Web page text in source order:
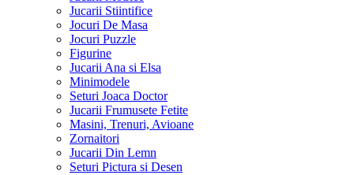
Jucarii Stiintifice
Jocuri De Masa
Jocuri Puzzle
Figurine
Jucarii Ana si Elsa
Minimodele
Seturi Joaca Doctor
Jucarii Frumusete Fetite
Masini, Trenuri, Avioane
Zornaitori
Jucarii Din Lemn
Seturi Pictura si Desen